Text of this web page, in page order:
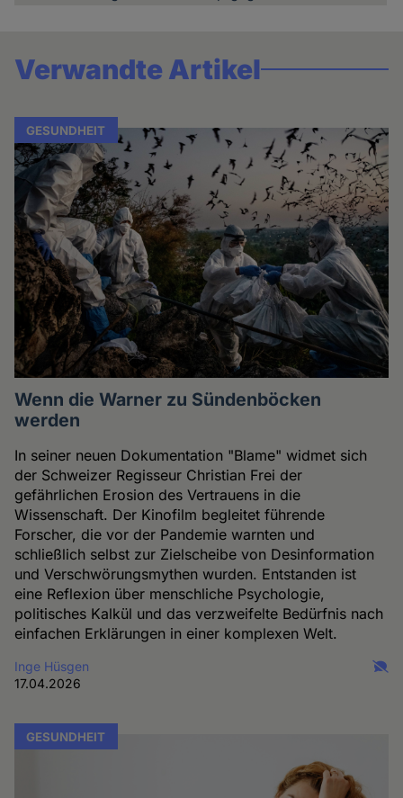
Verwandte Artikel
GESUNDHEIT
Wenn die Warner zu Sündenböcken
werden
In seiner neuen Dokumentation "Blame" widmet sich
der Schweizer Regisseur Christian Frei der
gefährlichen Erosion des Vertrauens in die
Wissenschaft. Der Kinofilm begleitet führende
Forscher, die vor der Pandemie warnten und
schließlich selbst zur Zielscheibe von Desinformation
und Verschwörungsmythen wurden. Entstanden ist
eine Reflexion über menschliche Psychologie,
politisches Kalkül und das verzweifelte Bedürfnis nach
einfachen Erklärungen in einer komplexen Welt.
Inge Hüsgen
17.04.2026
GESUNDHEIT